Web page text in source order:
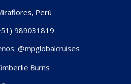
Perú
989031819
@mpglobalcruises
Burns